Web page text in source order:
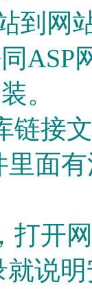
到网
ASP
。
链接
里面
打开
就说